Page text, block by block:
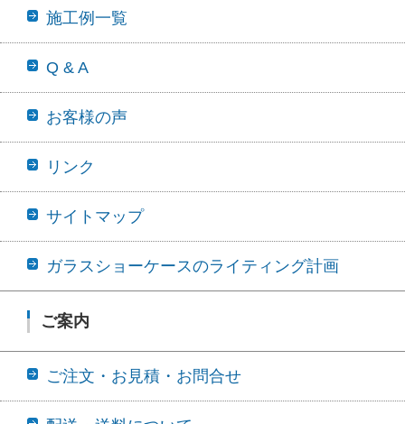
施工例一覧
Q & A
お客様の声
リンク
サイトマップ
ガラスショーケースのライティング計画
ご案内
ご注文・お見積・お問合せ